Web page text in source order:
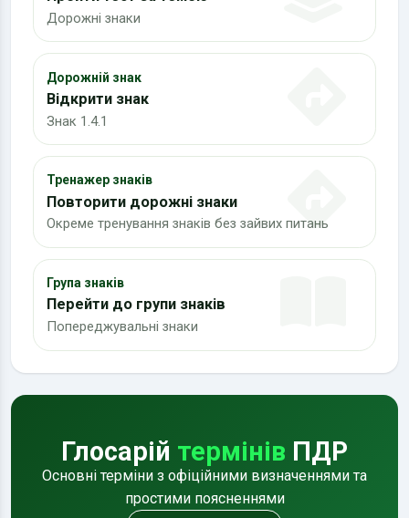
Дорожні знаки
Дорожній знак
Відкрити знак
Знак 1.4.1
Тренажер знаків
Повторити дорожні знаки
Окреме тренування знаків без зайвих питань
Група знаків
Перейти до групи знаків
Попереджувальні знаки
Глосарій термінів ПДР
Основні терміни з офіційними визначеннями та
простими поясненнями